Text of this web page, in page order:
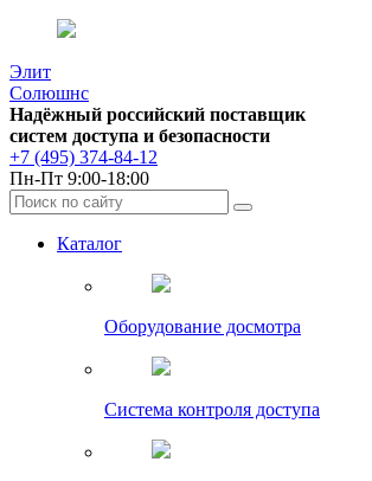
Элит
Солюшнс
Надёжный российский поставщик
систем доступа и безопасности
+7 (495) 374-84-12
Пн-Пт 9:00-18:00
Каталог
Оборудование досмотра
Система контроля доступа